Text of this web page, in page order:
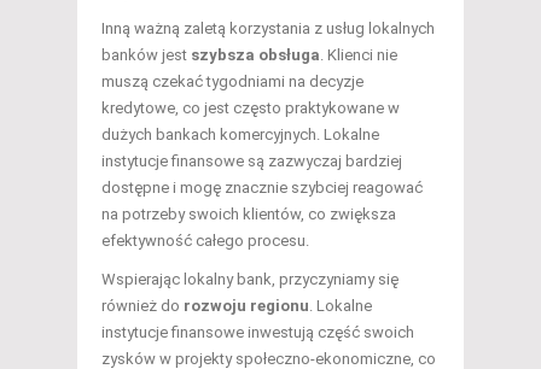
Inną ważną zaletą korzystania z usług lokalnych
banków jest szybsza obsługa . Klienci nie
muszą czekać tygodniami na decyzje
kredytowe, co jest często praktykowane w
dużych bankach komercyjnych. Lokalne
instytucje finansowe są zazwyczaj bardziej
dostępne i mogę znacznie szybciej reagować
na potrzeby swoich klientów, co zwiększa
efektywność całego procesu.
Wspierając lokalny bank, przyczyniamy się
również do rozwoju regionu . Lokalne
instytucje finansowe inwestują część swoich
zysków w projekty społeczno-ekonomiczne, co